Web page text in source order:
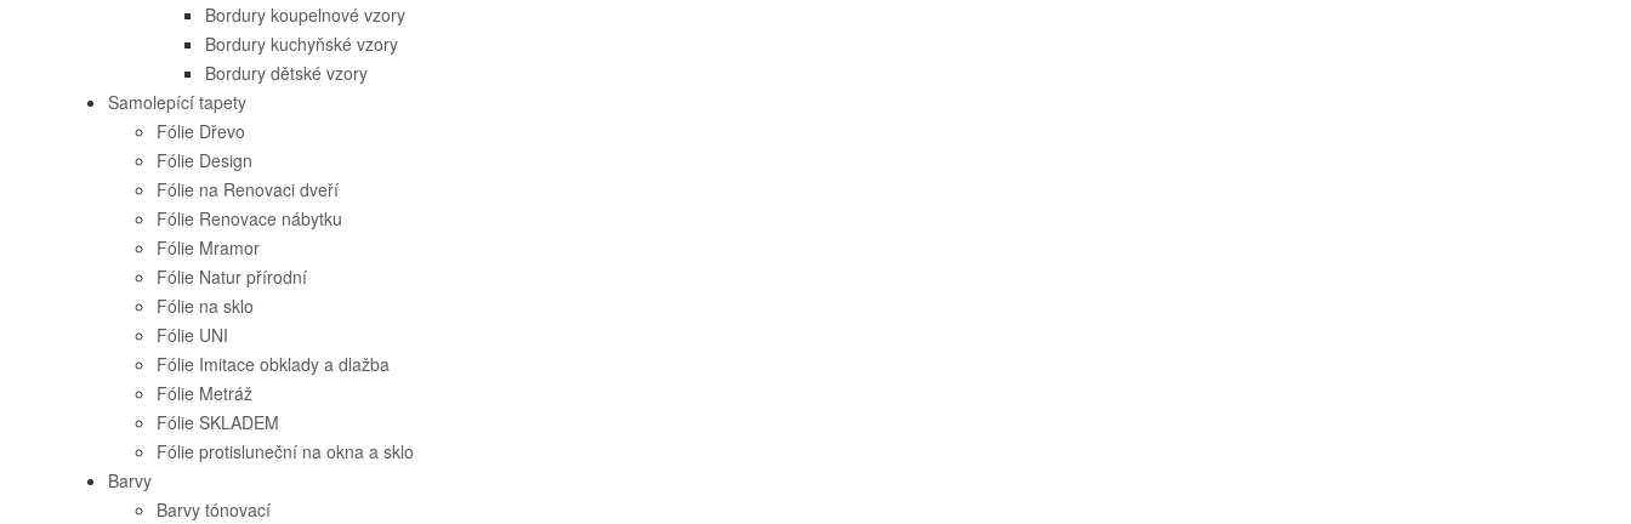
Bordury koupelnové vzory
Bordury kuchyňské vzory
Bordury dětské vzory
Samolepící tapety
Fólie Dřevo
Fólie Design
Fólie na Renovaci dveří
Fólie Renovace nábytku
Fólie Mramor
Fólie Natur přírodní
Fólie na sklo
Fólie UNI
Fólie Imitace obklady a dlažba
Fólie Metráž
Fólie SKLADEM
Fólie protisluneční na okna a sklo
Barvy
Barvy tónovací